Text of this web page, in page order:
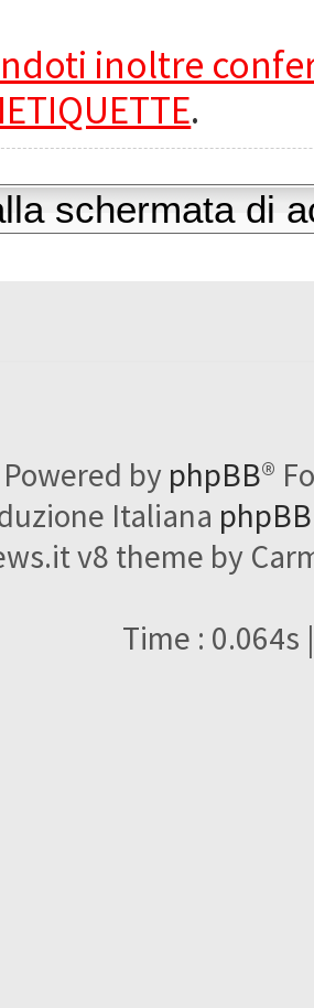
inoltre
.
schermata di
Powered by phpBB®
Italiana
v8 theme by
Time : 0.064s